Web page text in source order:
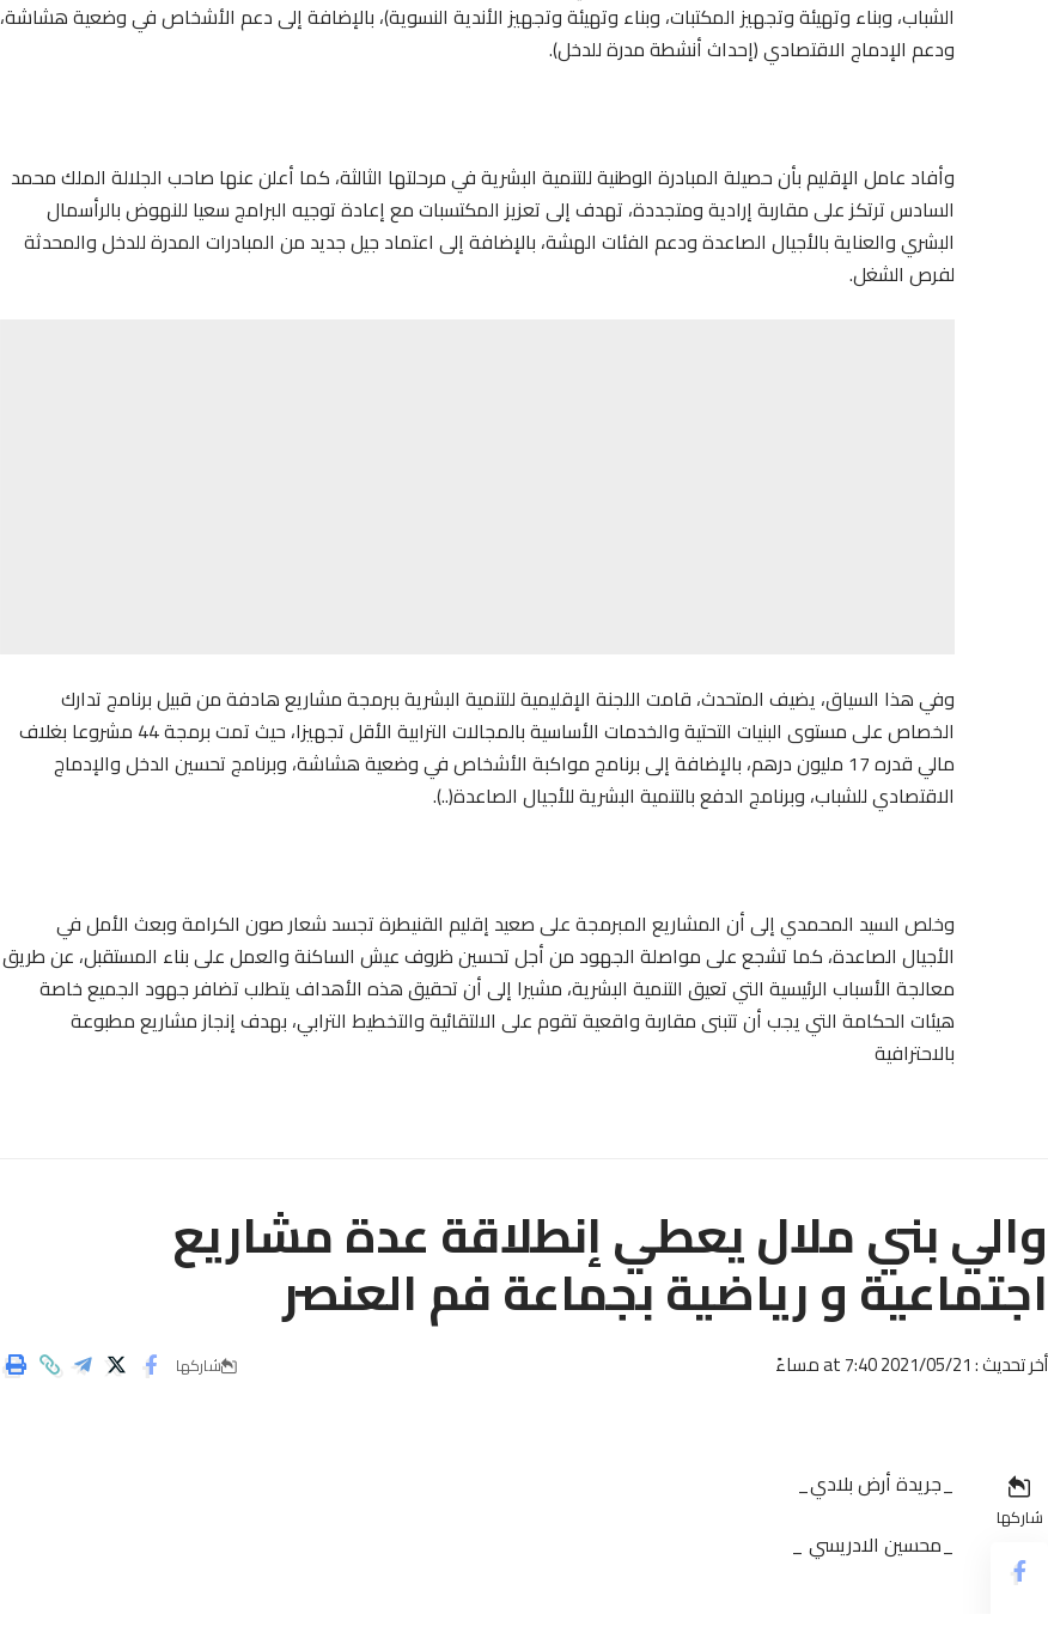
الشباب، وبناء وتهيئة وتجهيز المكتبات، وبناء وتهيئة وتجهيز الأندية النسوية)، بالإضافة إلى دعم الأشخاص في وضعية هشاشة،
ودعم الإدماج الاقتصادي (إحداث أنشطة مدرة للدخل).
وأفاد عامل الإقليم بأن حصيلة المبادرة الوطنية للتنمية البشرية في مرحلتها الثالثة، كما أعلن عنها صاحب الجلالة الملك محمد
السادس ترتكز على مقاربة إرادية ومتجددة، تهدف إلى تعزیز المكتسبات مع إعادة توجيه البرامج سعيا للنهوض بالرأسمال
البشري والعناية بالأجيال الصاعدة ودعم الفئات الهشة، بالإضافة إلى اعتماد جيل جديد من المبادرات المدرة للدخل والمحدثة
لفرص الشغل.
وفي هذا السياق، يضيف المتحدث، قامت اللجنة الإقليمية للتنمية البشرية ببرمجة مشاريع هادفة من قبيل برنامج تدارك
الخصاص على مستوى البنيات التحتية والخدمات الأساسية بالمجالات الترابية الأقل تجهيزا، حيث تمت برمجة 44 مشروعا بغلاف
مالي قدره 17 مليون درهم، بالإضافة إلى برنامج مواكبة الأشخاص في وضعية هشاشة، وبرنامج تحسين الدخل والإدماج
الاقتصادي للشباب، وبرنامج الدفع بالتنمية البشرية للأجيال الصاعدة(..).
وخلص السيد المحمدي إلى أن المشاريع المبرمجة على صعيد إقليم القنيطرة تجسد شعار صون الكرامة وبعث الأمل في
الأجيال الصاعدة، كما تشجع على مواصلة الجهود من أجل تحسين ظروف عيش الساكنة والعمل على بناء المستقبل، عن طريق
معالجة الأسباب الرئيسية التي تعيق التنمية البشرية، مشيرا إلى أن تحقيق هذه الأهداف يتطلب تضافر جهود الجميع خاصة
هيئات الحكامة التي يجب أن تتبنى مقاربة واقعية تقوم على الالتقائية والتخطيط الترابي، بهدف إنجاز مشاريع مطبوعة
بالاحترافية
والي بني ملال يعطي إنطلاقة عدة مشاريع
اجتماعية و رياضية بجماعة فم العنصر
أخر تحديث : 2021/05/21 at 7:40 مساءً شاركها
شاركها
_جريدة أرض بلادي_
_محسين الادريسي _